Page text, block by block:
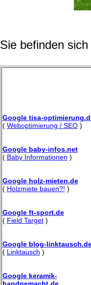
Sie befinden
Google tisa-
( Weboptimierung / SEO)
Google baby-infos.net
( Baby Informationen )
Google holz-mieten.de
( Holzmiete bauen?! )
Google ft-sport.de
( Field Target)
Google blog-
( Linktausch )
Google keramik-